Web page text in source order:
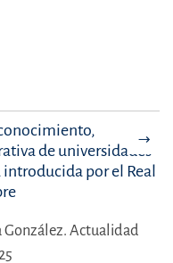
de universidades
por el Real
González. Actualidad